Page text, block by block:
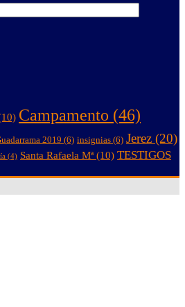
Campamento (46)
2019 (6) insignias (6) Jerez (20)
(4) Santa Rafaela Mª (10) TESTIGOS